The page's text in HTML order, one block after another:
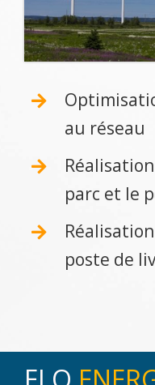
au réseau
parc et le
poste de